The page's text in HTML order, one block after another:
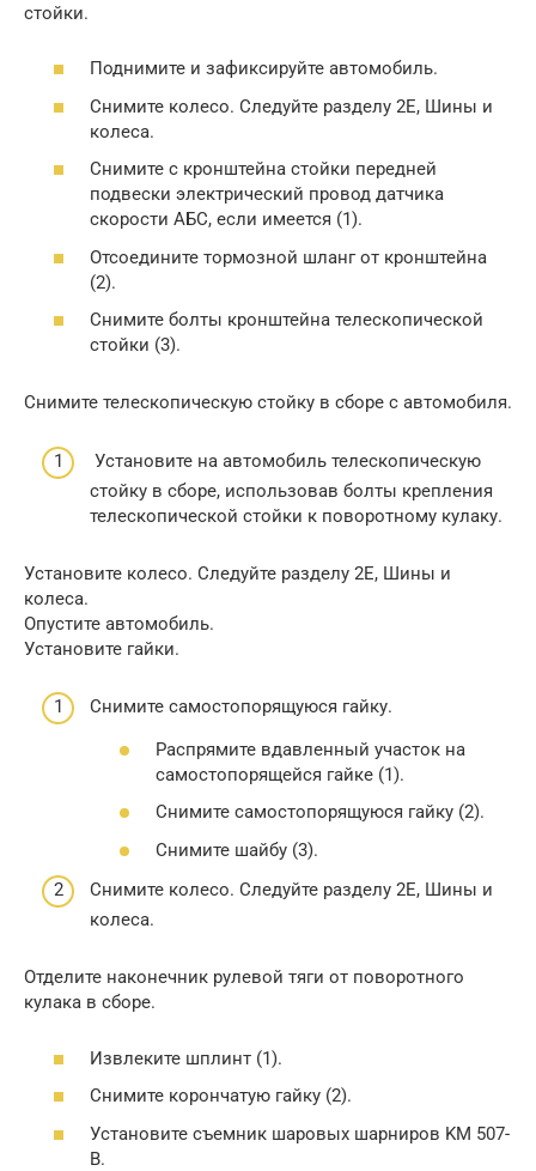
стойки.
Поднимите и зафиксируйте автомобиль.
Снимите колесо. Следуйте разделу 2Е, Шины и
колеса.
Снимите с кронштейна стойки передней
подвески электрический провод датчика
скорости АБС, если имеется (1).
Отсоедините тормозной шланг от кронштейна
(2).
Снимите болты кронштейна телескопической
стойки (3).
Снимите телескопическую стойку в сборе с автомобиля.
Установите на автомобиль телескопическую
стойку в сборе, использовав болты крепления
телескопической стойки к поворотному кулаку.
Установите колесо. Следуйте разделу 2Е, Шины и
колеса.
Опустите автомобиль.
Установите гайки.
Снимите самостопорящуюся гайку.
Распрямите вдавленный участок на
самостопорящейся гайке (1).
Снимите самостопорящуюся гайку (2).
Снимите шайбу (3).
Снимите колесо. Следуйте разделу 2Е, Шины и
колеса.
Отделите наконечник рулевой тяги от поворотного
кулака в сборе.
Извлеките шплинт (1).
Снимите корончатую гайку (2).
Установите съемник шаровых шарниров KM 507-
B.